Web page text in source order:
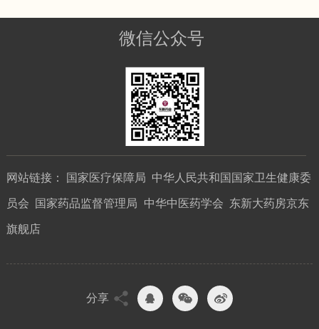
微信公众号
网站链接： 国家医疗保障局 中华人民共和国国家卫生健康委
员会 国家药品监督管理局 中华中医药学会 东新大药房京东
旗舰店
分享